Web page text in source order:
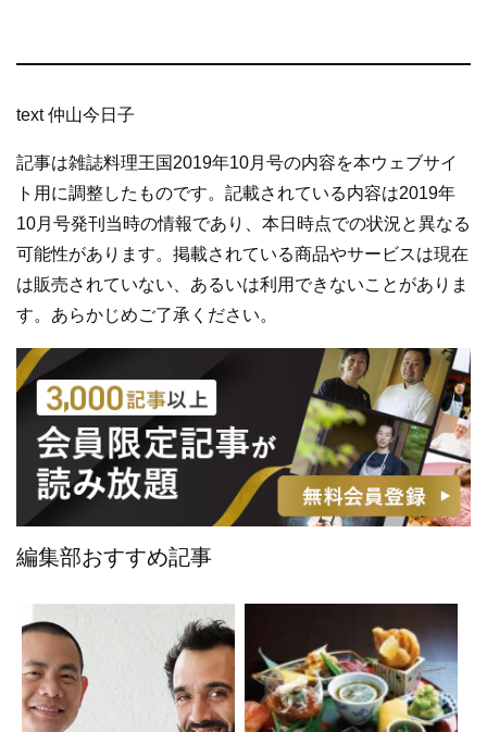
text 仲山今日子
記事は雑誌料理王国2019年10月号の内容を本ウェブサイ
ト用に調整したものです。記載されている内容は2019年
10月号発刊当時の情報であり、本日時点での状況と異なる
可能性があります。掲載されている商品やサービスは現在
は販売されていない、あるいは利用できないことがありま
す。あらかじめご了承ください。
編集部おすすめ記事